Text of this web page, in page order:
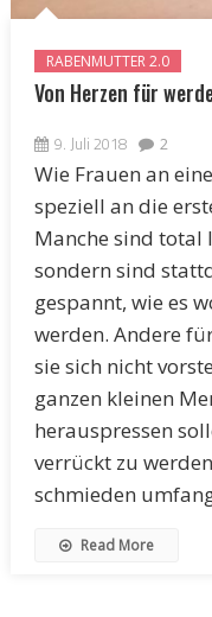
RABENMUTTER 2.0
Von Herzen für
9. Juli 2018 2
Wie Frauen an
speziell an die
Manche sind total
sondern sind
gespannt, wie es
werden. Andere
sie sich nicht
ganzen kleinen
herauspressen
verrückt zu
schmieden
Read More